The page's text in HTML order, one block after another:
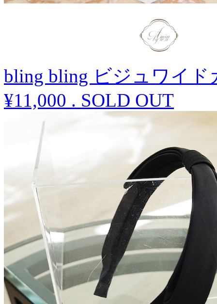
bling bling ビジュワイ
¥11,000 . SOLD OUT